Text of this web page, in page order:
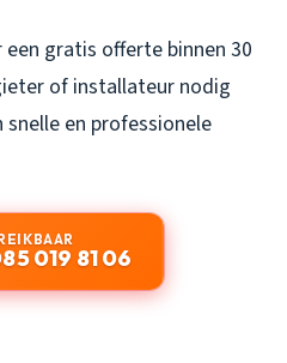
een gratis offerte binnen 30
of installateur nodig
en professionele
019 81 06